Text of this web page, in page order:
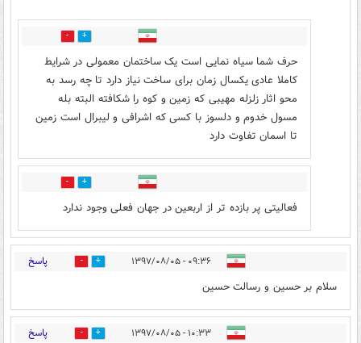
2
حرف شما سیاه نمایی است یک ساختمان معمولی در شرایط
کاملا عادی یکسال زمان برای ساخت نیاز دارد تا چه رسد به
محو اثار زلزله مهیبی که زمین و کوه را شکافته البته بله
مسول خدوم و دلسوز با کسی که اشرافی و لیبرال است زمین
تا اسمان تفاوت دارد
0
فعالیتی پر بازده تر از اربعین در جهان فعلی وجود ندارد
۰۹:۳۶ - ۱۳۹۷/۰۸/۰۵ 15 پاسخ
سلام بر حسین و رسالت حسین
۱۰:۳۳ - ۱۳۹۷/۰۸/۰۵ 6 پاسخ